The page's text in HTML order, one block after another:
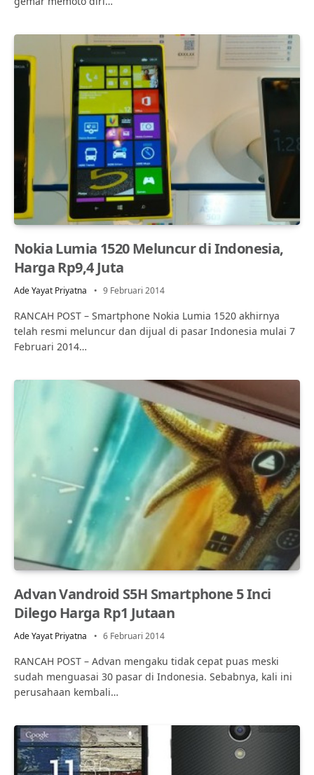
Nokia Lumia 1520 Meluncur di Indonesia,
Harga Rp9,4 Juta
Ade Yayat Priyatna 9 Februari 2014
RANCAH POST – Smartphone Nokia Lumia 1520 akhirnya
telah resmi meluncur dan dijual di pasar Indonesia mulai 7
Februari 2014…
Advan Vandroid S5H Smartphone 5 Inci
Dilego Harga Rp1 Jutaan
Ade Yayat Priyatna 6 Februari 2014
RANCAH POST – Advan mengaku tidak cepat puas meski
sudah menguasai 30 pasar di Indonesia. Sebabnya, kali ini
perusahaan kembali…